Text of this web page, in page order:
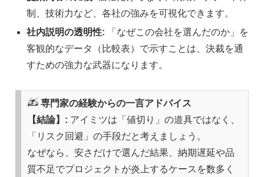
制、技術力など、各社の強みを可視化できます。
社内説明の透明性: 「なぜこの会社を選んだのか」を
客観的なデータ（比較表）で示すことは、決裁を通
すための強力な武器になります。
✍️ 専門家の経験からの一言アドバイス
【結論】: アイミツは「値切り」の道具ではなく、
「リスク回避」の手段だと考えましょう。
なぜなら、安さだけで選んだ結果、納期遅延や品
質不足でプロジェクトが炎上するケースを数多く